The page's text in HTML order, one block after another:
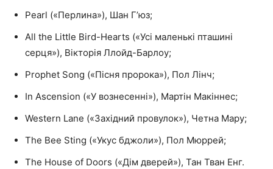
Pearl («Перлина»), Шан Гʼюз;
All the Little Bird-Hearts («Усі маленькі пташині
серця»), Вікторія Ллойд-Барлоу;
Prophet Song («Пісня пророка»), Пол Лінч;
In Ascension («У вознесенні»), Мартін Макіннес;
Western Lane («Західний провулок»), Четна Мару;
The Bee Sting («Укус бджоли»), Пол Мюррей;
The House of Doors («Дім дверей»), Тан Тван Енг.